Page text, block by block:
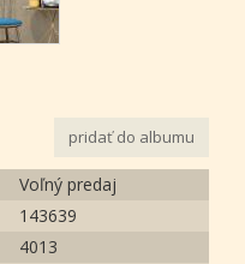
pridať do albumu
Voľný predaj
143639
4013